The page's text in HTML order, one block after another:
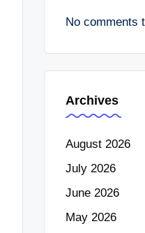
No comments
Archives
August 2026
July 2026
June 2026
May 2026